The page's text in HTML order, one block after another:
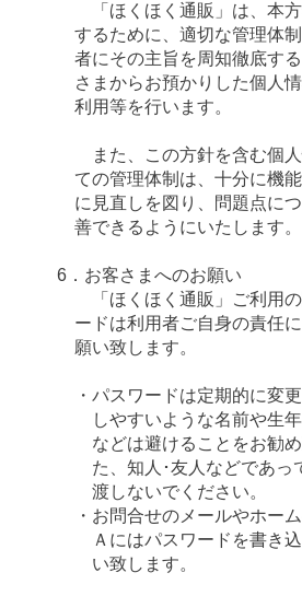
「ほくほく通販」は、本
するために、適切な管理体
者にその主旨を周知徹底す
さまからお預かりした個人
利用等を行います。
また、この方針を含む個
ての管理体制は、十分に機
に見直しを図り、問題点に
善できるようにいたします。
6．お客さまへのお願い
「ほくほく通販」ご利用
ードは利用者ご自身の責任
願い致します。
・パスワードは定期的に変
しやすいような名前や生
などは避けることをお勧
た、知人･友人などであっ
渡しないでください。
・お問合せのメールやホー
Ａにはパスワードを書き
い致します。